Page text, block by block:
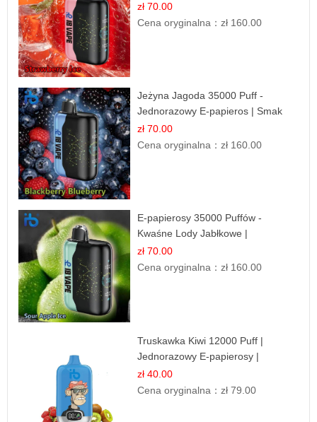
Smak
zł 70.00
Cena oryginalna：zł 160.00
Jeżyna Jagoda 35000 Puff -
Jednorazowy E-papieros | Smak
Leśnych Owoców
zł 70.00
Cena oryginalna：zł 160.00
E-papierosy 35000 Puffów -
Kwaśne Lody Jabłkowe |
Orzeźwiający Smak
zł 70.00
Cena oryginalna：zł 160.00
Truskawka Kiwi 12000 Puff |
Jednorazowy E-papierosy |
Owocowa Mieszanka
zł 40.00
Cena oryginalna：zł 79.00